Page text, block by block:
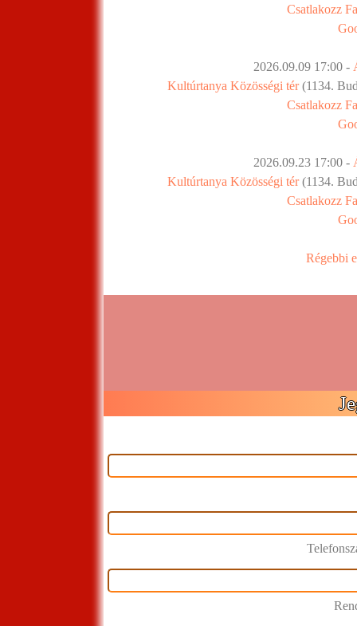
Csatlakozz
2026.09.09 17:00 -
Kultúrtanya Közösségi tér(1134.
Csatlakozz
2026.09.23 17:00 -
Kultúrtanya Közösségi tér(1134.
Csatlakozz
Régebbi